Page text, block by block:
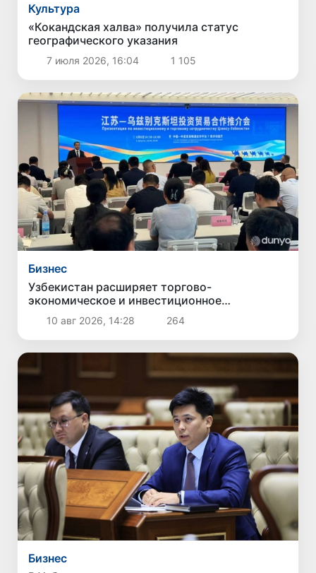
Культура
«Кокандская халва» получила статус
географического указания
7 июля 2026, 16:04 1 105
Бизнес
Узбекистан расширяет торгово-
экономическое и инвестиционное
сотрудничество с провинцией Цзянсу Китая
10 авг 2026, 14:28 264
Бизнес